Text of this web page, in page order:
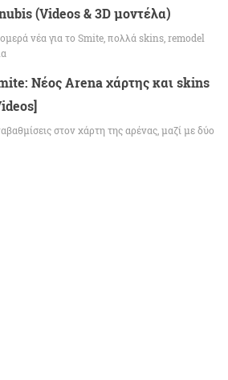
(Videos & 3D μοντέλα)
νέα για το Smite, πολλά skins, remodel
Νέος Arena χάρτης και skins
στον χάρτη της αρένας, μαζί με δύο